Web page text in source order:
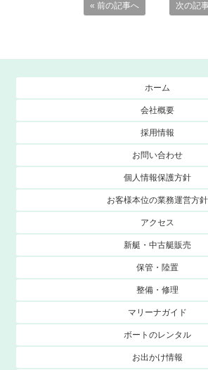
« 前の記事へ 次の記
ホーム
会社概要
採用情報
お問い合わせ
個人情報保護方針
お客様本位の業務運営方針
アクセス
新艇・中古艇販売
保管・陸置
整備・修理
マリーナガイド
ボートのレンタル
お出かけ情報